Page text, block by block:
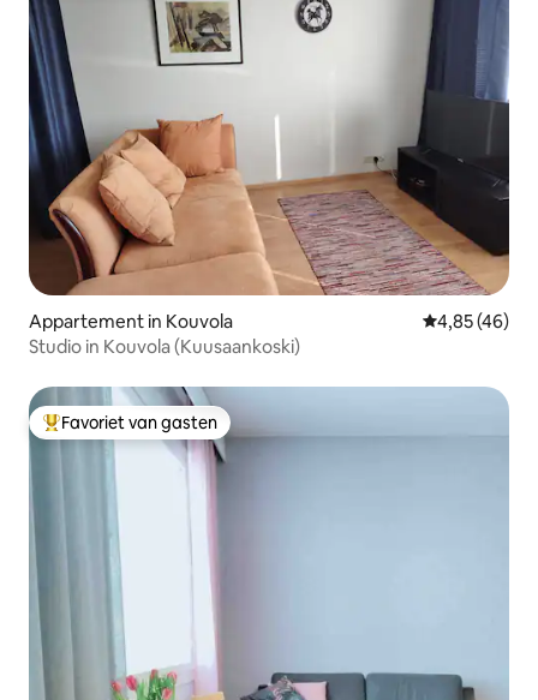
Appartement in Kouvola Gemiddelde
4,85 (46)
Studio in Kouvola (Kuusaankoski)
Topfavoriet van gasten
Favoriet van gasten